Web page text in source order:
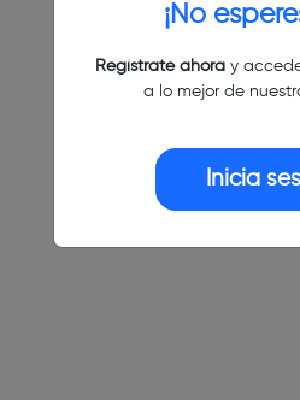
¡No
Regístrate ahoray
a lo mejor de
Inicia